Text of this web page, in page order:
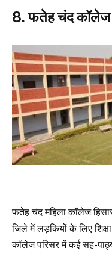
8. फतेह चंद कॉलेज
फतेह चंद महिला कॉलेज
जिले में लड़कियों के लिए
कॉलेज परिसर में कई सह-